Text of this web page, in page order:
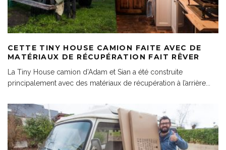
CETTE TINY HOUSE CAMION FAITE AVEC DE
MATÉRIAUX DE RÉCUPÉRATION FAIT RÊVER
La Tiny House camion d’Adam et Sian a été construite
principalement avec des matériaux de récupération à l’arrière